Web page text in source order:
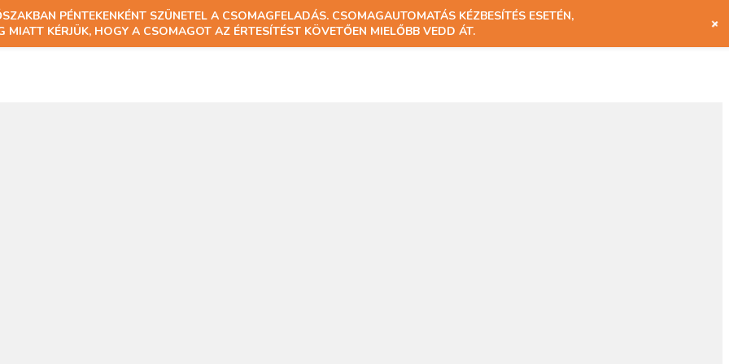
PÉNTEKENKÉNT SZÜNETEL A CSOMAGFELADÁS. CSOMAGAUTOMATÁS KÉZBESÍTÉS ESETÉN,
MIATT KÉRJÜK, HOGY A CSOMAGOT AZ ÉRTESÍTÉST KÖVETŐEN MIELŐBB VEDD ÁT.
+